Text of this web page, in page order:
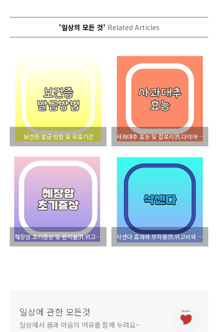
'일상의 모든 것' Related Articles
보건증 발급 방법 및 유효기간 사과대추 효능 및 칼로리(ft.다이어트 요리)
췌장암 초기증상 및 완치율(ft.위고비 & 삭센다의 부작용) 삭센다 효과와 부작용(ft.위고비와 뭐가 다를까)
일상에 관한 모든것
일상에서 몸과 마음의 여유를 함께 누려요~